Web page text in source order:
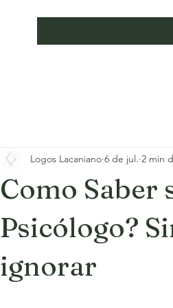
Como Saber
Psicólogo?
ignorar
Logos Lacaniano 6 de jul. 2 min